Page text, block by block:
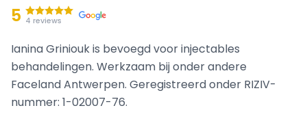
5 4 reviews
Ianina Griniouk is bevoegd voor injectables
behandelingen. Werkzaam bij onder andere
Faceland Antwerpen. Geregistreerd onder RIZIV-
nummer: 1-02007-76.